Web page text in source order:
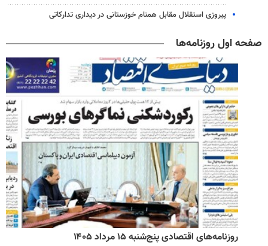
پیروزی استقلال مقابل همنام خوزستانی در دیداری تدارکاتی
صفحه اول روزنامه‌ها
روزنامه‌های اقتصادی پنج‌شنبه ۱۵ مرداد ۱۴۰۵